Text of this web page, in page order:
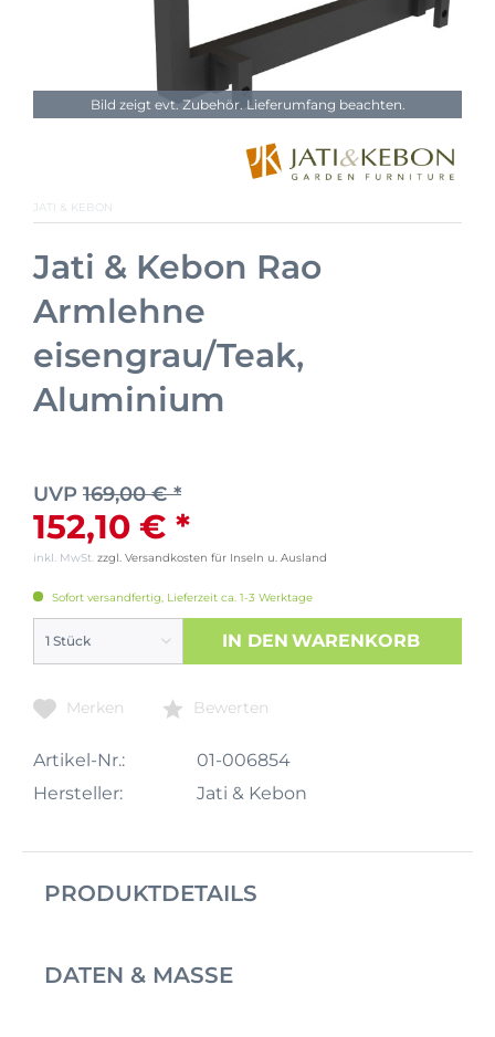
Bild zeigt evt. Zubehör. Lieferumfang beachten.
JATI & KEBON
Jati & Kebon Rao
Armlehne
eisengrau/Teak,
Aluminium
UVP 169,00 € *
152,10 € *
inkl. MwSt. zzgl. Versandkosten für Inseln u. Ausland
Sofort versandfertig, Lieferzeit ca. 1-3 Werktage
IN DEN WARENKORB
Merken Bewerten
Artikel-Nr.:
01-006854
Hersteller:
Jati & Kebon
PRODUKTDETAILS
DATEN & MASSE